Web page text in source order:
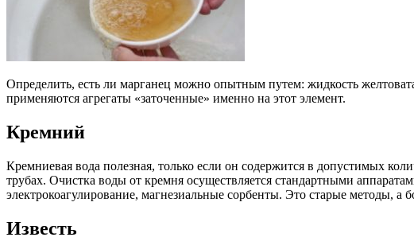
Определить, есть ли марганец можно опытным путем: жидкость
применяются агрегаты «заточенные» именно на этот элемент.
Кремний
Кремниевая вода полезная, только если он содержится в допустимых
трубах. Очистка воды от кремня осуществляется стандартными
электрокоагулирование, магнезиальные сорбенты. Это старые методы, а
Известь